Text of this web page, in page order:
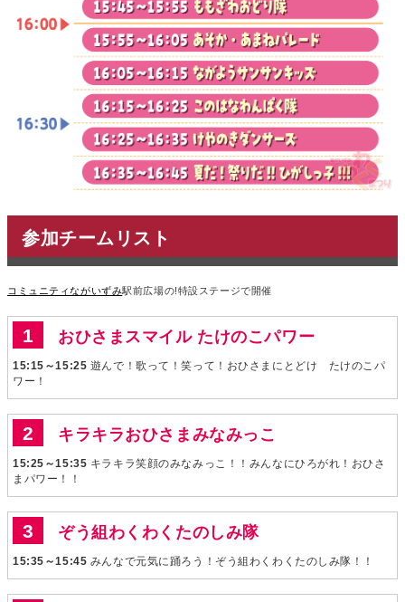
参加チームリスト
コミュニティながいずみ駅前広場の!特設ステージで開催
おひさまスマイル たけのこパワー
15:15～15:25 遊んで！歌って！笑って！おひさまにとどけ たけのこパ
ワー！
キラキラおひさまみなみっこ
15:25～15:35 キラキラ笑顔のみなみっこ！！みんなにひろがれ！おひさ
まパワー！！
ぞう組わくわくたのしみ隊
15:35～15:45 みんなで元気に踊ろう！ぞう組わくわくたのしみ隊！！